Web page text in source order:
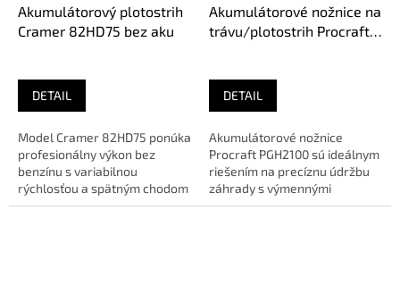
Akumulátorový plotostrih
Cramer 82HD75 bez aku
DETAIL
Model Cramer 82HD75 ponúka
profesionálny výkon bez
benzínu s variabilnou
rýchlosťou a spätným chodom
pre efektívne záhradnícke
Akumulátorové nožnice na
trávu/plotostrih Procraft
DETAIL
Akumulátorové nožnice
Procraft PGH2100 sú ideálnym
riešením na precíznu údržbu
záhrady s výmennými
nadstavcami pre trávu a